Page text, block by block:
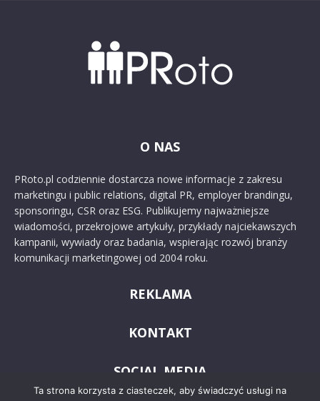
O NAS
PRoto.pl codziennie dostarcza nowe informacje z zakresu
marketingu i public relations, digital PR, employer brandingu,
sponsoringu, CSR oraz ESG. Publikujemy najważniejsze
wiadomości, przekrojowe artykuły, przykłady najciekawszych
kampanii, wywiady oraz badania, wspierając rozwój branży
komunikacji marketingowej od 2004 roku.
REKLAMA
KONTAKT
SOCIAL MEDIA
Ta strona korzysta z ciasteczek, aby świadczyć usługi na